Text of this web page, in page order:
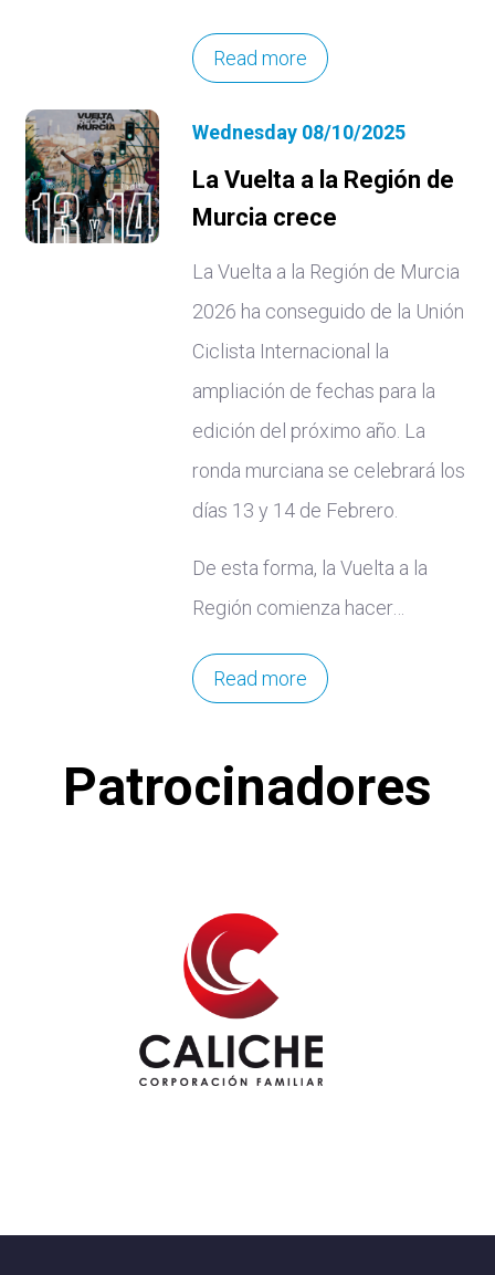
Read more
Wednesday 08/10/2025
La Vuelta a la Región de
Murcia crece
La Vuelta a la Región de Murcia
2026 ha conseguido de la Unión
Ciclista Internacional la
ampliación de fechas para la
edición del próximo año. La
ronda murciana se celebrará los
días 13 y 14 de Febrero.
De esta forma, la Vuelta a la
Región comienza hacer…
Read more
Patrocinadores